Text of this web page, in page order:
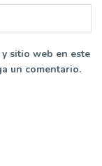
sitio web en este
un comentario.